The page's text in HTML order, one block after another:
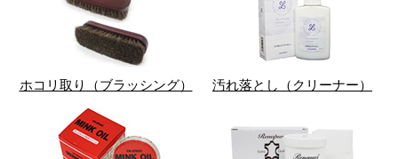
ホコリ取り（ブラッシング） 汚れ落とし（クリーナー）